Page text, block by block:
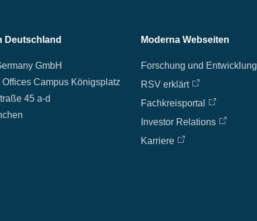
Deutschland
GmbH
Campus Königsplatz
45 a-d
Moderna Webseiten
Forschung und Entwicklung
RSV erklärt
Fachkreisportal
Investor Relations
Karriere